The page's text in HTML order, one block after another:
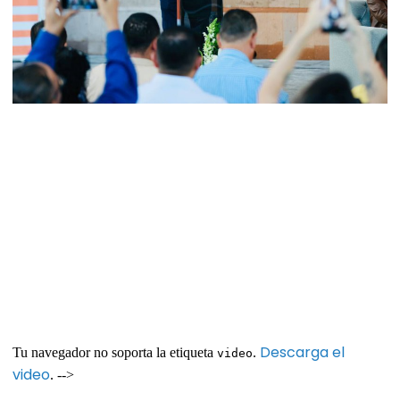
Tu navegador no soporta la etiqueta video. Descarga el
video. -->